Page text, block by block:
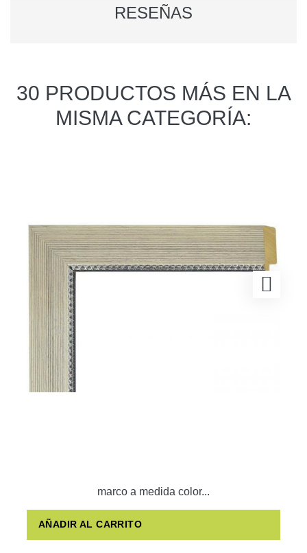
RESEÑAS
30 PRODUCTOS MÁS EN LA
MISMA CATEGORÍA:
marco a medida color...
AÑADIR AL CARRITO